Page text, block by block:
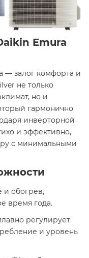
Emura
— залог комфорта и
не только
но и
гармонично
инверторной
и эффективно,
с минимальными
и обогрев,
время года.​
регулирует
и уровень